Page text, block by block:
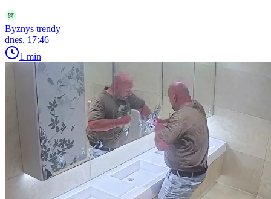
Byznys trendy
dnes, 17:46
1 min